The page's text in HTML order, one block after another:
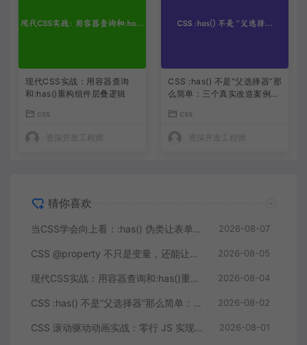
现代CSS实战：用容器查询
和:has()重构组件层叠逻辑
css
资深开发工程师
CSS :has() 不是“父选择器”那
么简单：三个真实改造案例让
css
资深开发工程师
猜你喜欢
当CSS学会向上看：:has() 伪类让表单反馈和卡片布局变得像变魔术 2026-08-07
CSS @property 不只是变量，还能让数字和颜色动起来 2026-08-05
现代CSS实战：用容器查询和:has()重构组件层叠逻辑 2026-08-04
CSS :has() 不是“父选择器”那么简单：三个真实改造案例让我删掉了 200 行 JS 2026-08-02
CSS 滚动驱动动画实战：零行 JS 实现进度条、视差与入场特效 2026-08-01